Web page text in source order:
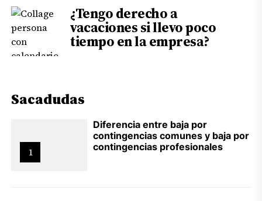
¿Tengo derecho a
vacaciones si llevo poco
tiempo en la empresa?
Sacadudas
1
Diferencia entre baja por
contingencias comunes y baja por
contingencias profesionales